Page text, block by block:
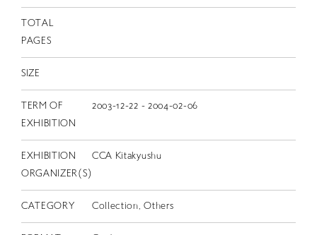
TOTAL
PAGES
SIZE
TERM OF
EXHIBITION
2003-12-22 - 2004-02-06
EXHIBITION
ORGANIZER(S)
CCA Kitakyushu
CATEGORY Collection, Others